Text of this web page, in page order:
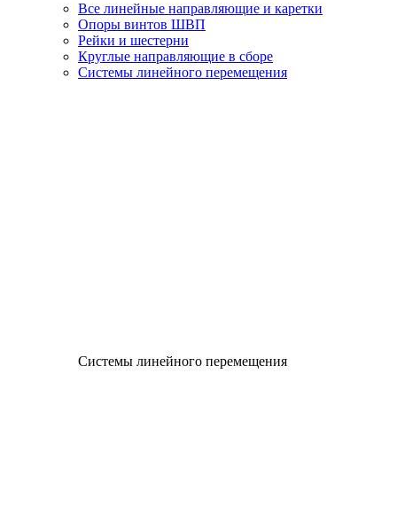
Все линейные направляющие и каретки
Опоры винтов ШВП
Рейки и шестерни
Круглые направляющие в сборе
Системы линейного перемещения
Системы линейного перемещения